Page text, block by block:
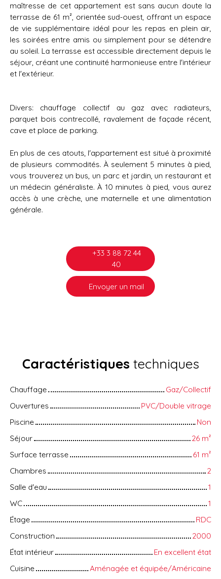
maîtresse de cet appartement est sans aucun doute la
terrasse de 61 m², orientée sud-ouest, offrant un espace
de vie supplémentaire idéal pour les repas en plein air,
les soirées entre amis ou simplement pour se détendre
au soleil. La terrasse est accessible directement depuis le
séjour, créant une continuité harmonieuse entre l'intérieur
et l'extérieur.
Divers: chauffage collectif au gaz avec radiateurs,
parquet bois contrecollé, ravalement de façade récent,
cave et place de parking.
En plus de ces atouts, l'appartement est situé à proximité
de plusieurs commodités. À seulement 5 minutes à pied,
vous trouverez un bus, un parc et jardin, un restaurant et
un médecin généraliste. À 10 minutes à pied, vous aurez
accès à une crèche, une maternelle et une alimentation
générale.
+33 3 88 72 44
40
Envoyer un mail
Caractéristiques techniques
Chauffage
Gaz/Collectif
Ouvertures
PVC/Double vitrage
Piscine
Non
Séjour
26 m²
Surface terrasse
61 m²
Chambres
2
Salle d'eau
1
WC
1
Étage
RDC
Construction
2000
État intérieur
En excellent état
Cuisine
Aménagée et équipée/Américaine